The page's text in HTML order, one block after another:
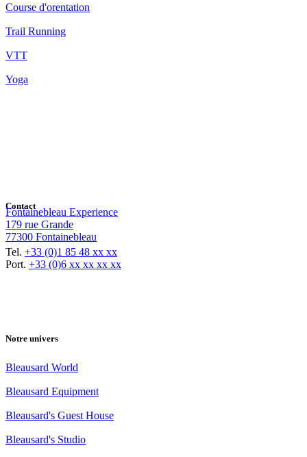
Course d'orentation
Trail Running
VTT
Yoga
Contact
Fontainebleau Experience
179 rue Grande
77300 Fontainebleau
Tel. +33 (0)1 85 48 xx xx
Port. +33 (0)6 xx xx xx xx
Notre univers
Bleausard World
Bleausard Equipment
Bleausard's Guest House
Bleausard's Studio